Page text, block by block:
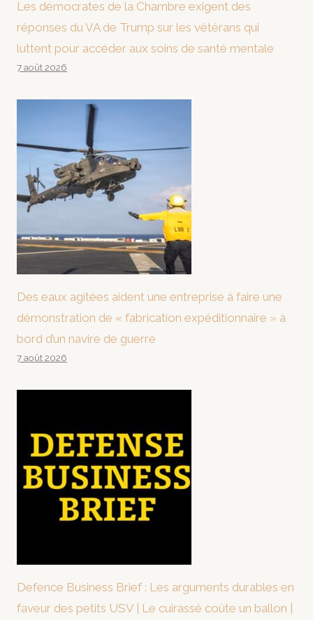
Les démocrates de la Chambre exigent des
réponses du VA de Trump sur les vétérans qui
luttent pour accéder aux soins de santé mentale
7 août 2026
Des eaux agitées aident une entreprise à faire une
démonstration de « fabrication expéditionnaire » à
bord d’un navire de guerre
7 août 2026
Defence Business Brief : Les arguments durables en
faveur des petits USV | Le cuirassé coûte un ballon |